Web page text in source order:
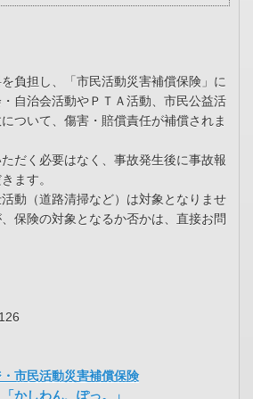
負担し、「市民活動災害補償保険」に
自治会活動やＰＴＡ活動、市民公益活
ついて、傷害・賠償責任が補償されま
だく必要はなく、事故発生後に事故報
ます。
動（道路清掃など）は対象となりませ
保険の対象となるか否かは、直接お問
市民活動災害補償保険
かしわん、ぽっ。」